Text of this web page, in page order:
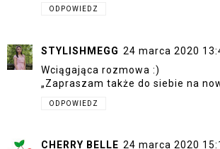
ODPOWIEDZ
STYLISHMEGG 24 marca 2020
Wciągająca rozmowa :)
„Zapraszam także do siebie na
ODPOWIEDZ
CHERRY BELLE 24 marca 2020